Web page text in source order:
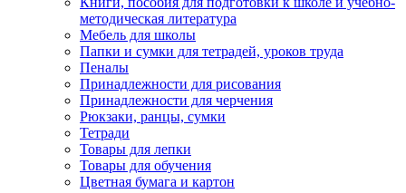
методическая литература
Мебель для школы
Папки и сумки для тетрадей, уроков труда
Пеналы
Принадлежности для рисования
Принадлежности для черчения
Рюкзаки, ранцы, сумки
Тетради
Товары для лепки
Товары для обучения
Цветная бумага и картон